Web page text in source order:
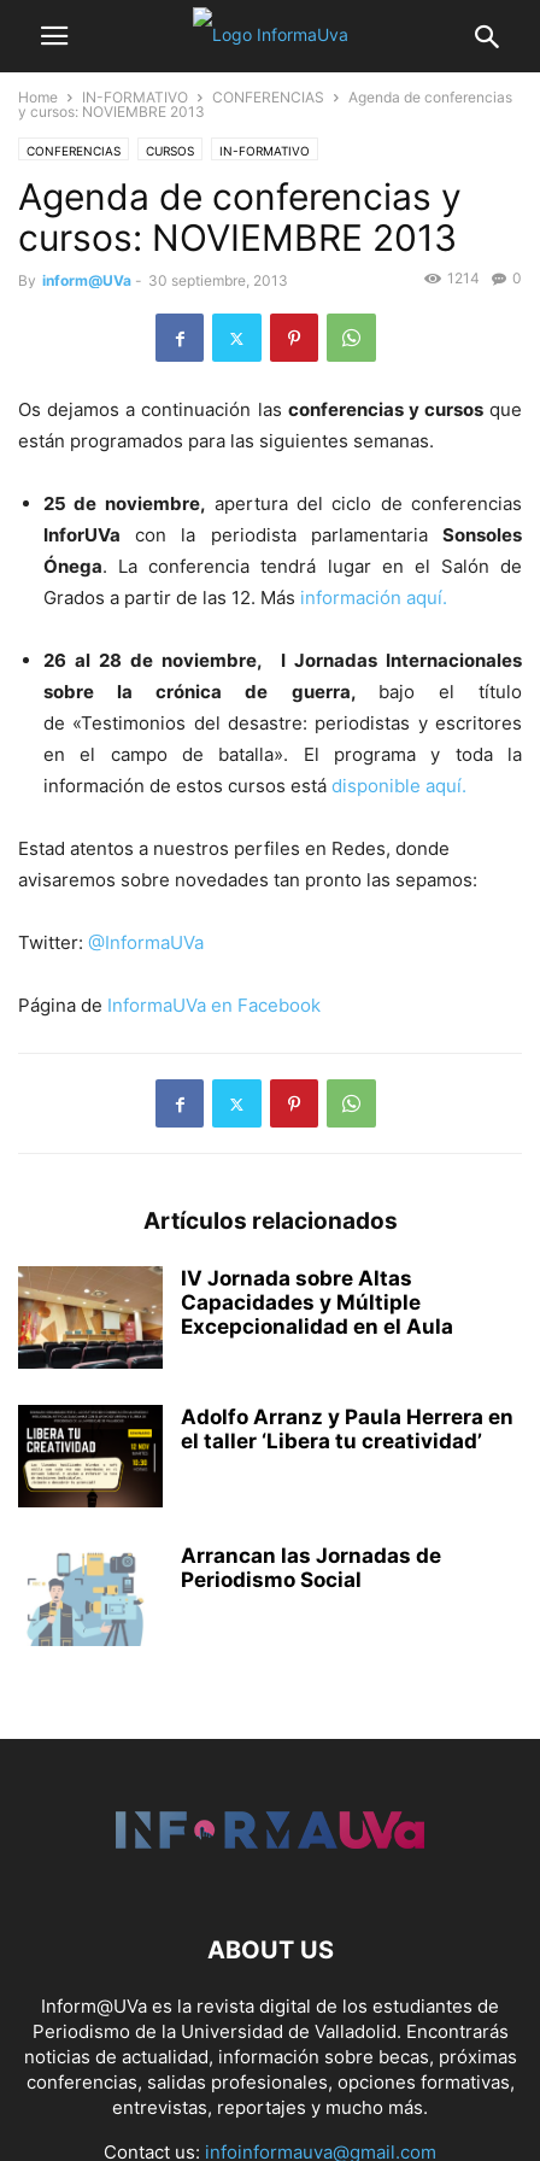
Home IN-FORMATIVO CONFERENCIAS
Agenda de conferencias
y cursos: NOVIEMBRE 2013
CONFERENCIAS CURSOS IN-FORMATIVO
Agenda de conferencias y
cursos: NOVIEMBRE 2013
By inform@UVa - 30 septiembre, 2013 0
1214
Os dejamos a continuación las conferencias y cursosque
están programados para las siguientes semanas.
25 de noviembre, apertura del ciclo de conferencias
InforUVa con la periodista parlamentaria Sonsoles
Ónega. La conferencia tendrá lugar en el Salón de
Grados a partir de las 12. Más información aquí.
26 al 28 de noviembre,
I Jornadas Internacionales
sobre la crónica de guerra, bajo el título
de «Testimonios del desastre: periodistas y escritores
en el campo de batalla». El programa y toda la
información de estos cursos está disponible aquí.
Estad atentos a nuestros perfiles en Redes, donde
avisaremos sobre novedades tan pronto las sepamos:
Twitter: @InformaUVa
Página de InformaUVa en Facebook
Artículos relacionados
IV Jornada sobre Altas
Capacidades y Múltiple
Excepcionalidad en el Aula
Adolfo Arranz y Paula Herrera en
el taller ‘Libera tu creatividad’
Arrancan las Jornadas de
Periodismo Social
ABOUT US
Inform@UVa es la revista digital de los estudiantes de
Periodismo de la Universidad de Valladolid. Encontrarás
noticias de actualidad, información sobre becas, próximas
conferencias, salidas profesionales, opciones formativas,
entrevistas, reportajes y mucho más.
Contact us: infoinformauva@gmail.com